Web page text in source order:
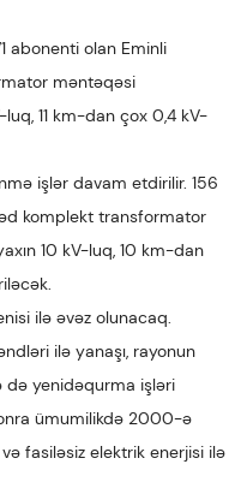
abonenti olan Eminli
məntəqəsi
luq, 11 km-dan çox 0,4 kV-
işlər davam etdirilir. 156
komplekt transformator
10 kV-luq, 10 km-dan
ilə əvəz olunacaq.
ilə yanaşı, rayonun
də yenidəqurma işləri
ümumilikdə 2000-ə
fasiləsiz elektrik enerjisi ilə